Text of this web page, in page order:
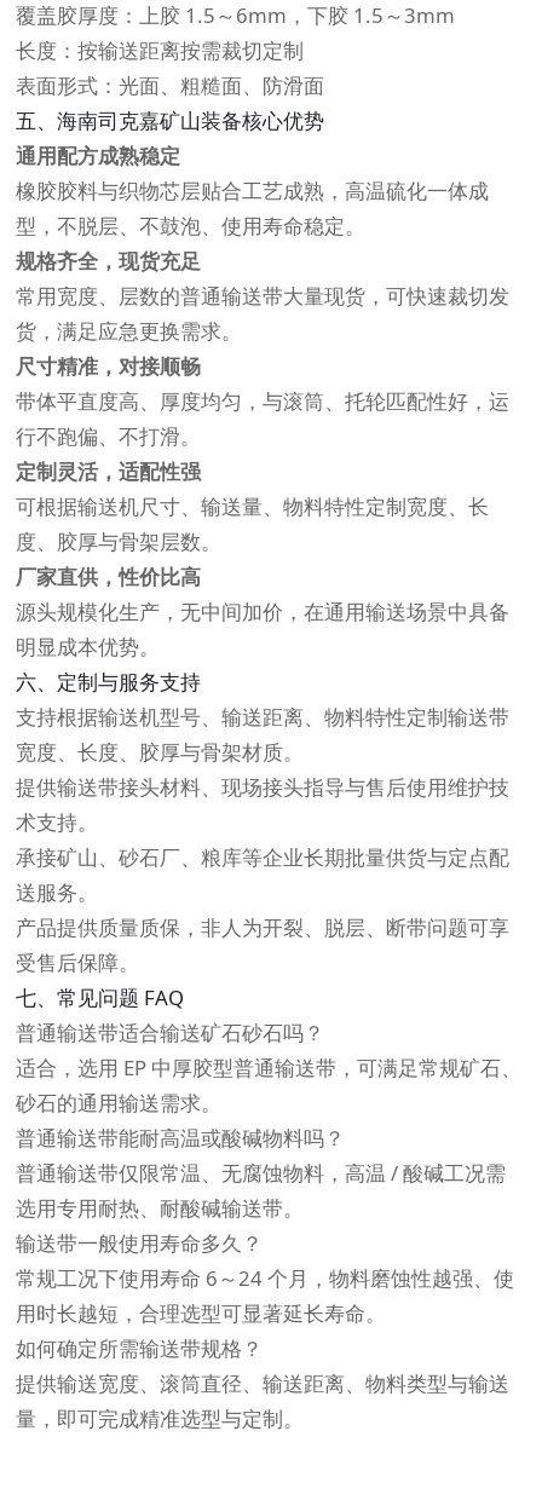
覆盖胶厚度：上胶 1.5～6mm，下胶 1.5～3mm
长度：按输送距离按需裁切定制
表面形式：光面、粗糙面、防滑面
五、海南司克嘉矿山装备核心优势
通用配方成熟稳定
橡胶胶料与织物芯层贴合工艺成熟，高温硫化一体成
型，不脱层、不鼓泡、使用寿命稳定。
规格齐全，现货充足
常用宽度、层数的普通输送带大量现货，可快速裁切发
货，满足应急更换需求。
尺寸精准，对接顺畅
带体平直度高、厚度均匀，与滚筒、托轮匹配性好，运
行不跑偏、不打滑。
定制灵活，适配性强
可根据输送机尺寸、输送量、物料特性定制宽度、长
度、胶厚与骨架层数。
厂家直供，性价比高
源头规模化生产，无中间加价，在通用输送场景中具备
明显成本优势。
六、定制与服务支持
支持根据输送机型号、输送距离、物料特性定制输送带
宽度、长度、胶厚与骨架材质。
提供输送带接头材料、现场接头指导与售后使用维护技
术支持。
承接矿山、砂石厂、粮库等企业长期批量供货与定点配
送服务。
产品提供质量质保，非人为开裂、脱层、断带问题可享
受售后保障。
七、常见问题 FAQ
普通输送带适合输送矿石砂石吗？
适合，选用 EP 中厚胶型普通输送带，可满足常规矿石、
砂石的通用输送需求。
普通输送带能耐高温或酸碱物料吗？
普通输送带仅限常温、无腐蚀物料，高温 / 酸碱工况需
选用专用耐热、耐酸碱输送带。
输送带一般使用寿命多久？
常规工况下使用寿命 6～24 个月，物料磨蚀性越强、使
用时长越短，合理选型可显著延长寿命。
如何确定所需输送带规格？
提供输送宽度、滚筒直径、输送距离、物料类型与输送
量，即可完成精准选型与定制。